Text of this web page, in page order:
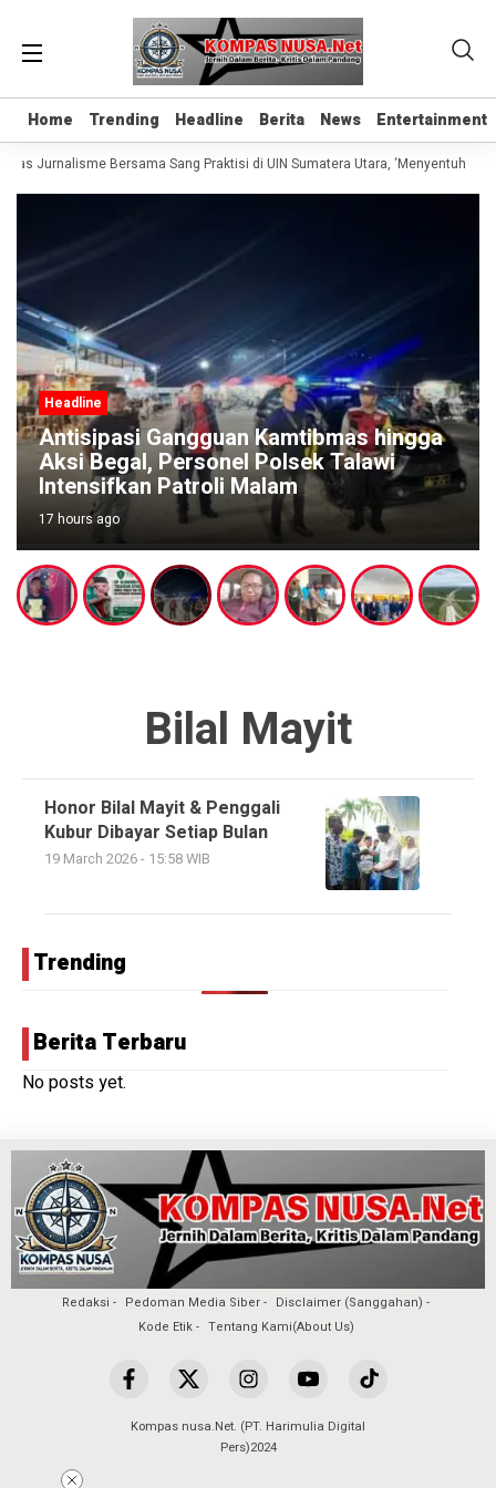
Home Trending Headline Berita News Entertainment
Home Trending Headline Berita News Entertainment
Jurnalisme Bersama Sang Praktisi di UIN Sumatera Utara, ‘Menyentuh Hati
Headline
Antisipasi Gangguan Kamtibmas hingga
Aksi Begal, Personel Polsek Talawi
Intensifkan Patroli Malam
17 hours ago
Bilal Mayit
Honor Bilal Mayit & Penggali
Kubur Dibayar Setiap Bulan
19 March 2026 - 15:58 WIB
Trending
Berita Terbaru
No posts yet.
Redaksi Pedoman Media Siber
Disclaimer (Sanggahan)
Kode Etik
Tentang Kami(About Us)
Kompas nusa.Net. (PT. Harimulia Digital
Pers)2024